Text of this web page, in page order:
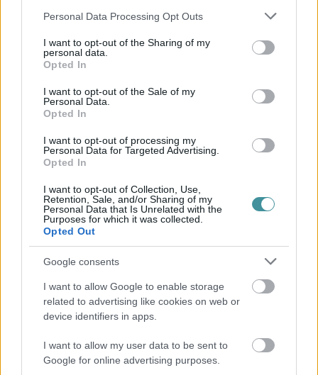
Please note that this website/app uses one or more Google
not limited to your visit or usage behaviour. You may click to
grant or deny consent to Google and its third-party tags to
use your data for below specified purposes in below Google
consent section.
Personal Data Processing Opt Outs
I want to opt-out of the Sharing of my
personal data.
Opted In
I want to opt-out of the Sale of my
Personal Data.
Opted In
I want to opt-out of processing my
Personal Data for Targeted Advertising.
Opted In
I want to opt-out of Collection, Use,
Retention, Sale, and/or Sharing of my
Personal Data that Is Unrelated with the
Purposes for which it was collected.
Opted Out
Google consents
I want to allow Google to enable storage
related to advertising like cookies on web or
device identifiers in apps.
I want to allow my user data to be sent to
Google for online advertising purposes.
Az erős szélben kidőlő fák elszakíthatják az elektromos vezetékeket.
Az Országos Meteorológiai Szolgálatazt írja, a légmozgás csak a
késő éjszakai órákban veszít erejéből, és az időjárási helyzet
függvényében akár a piros fokozat kiadása is indokolt lehet.
Nagyon kell vigyázni az utakon is, illetve nem célszerű
öreg, beteg fák, veszélyes épületek alá parkolni sem!
Címlapfotó: MTI/Czeglédi Zsolt
Ne maradjon le a legfrissebb hírekről, kövessen bennünket az
EGRI ÜGYEK Google Hírek oldalán!
Vissza a főoldalra